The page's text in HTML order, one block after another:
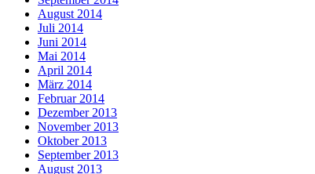
August 2014
Juli 2014
Juni 2014
Mai 2014
April 2014
März 2014
Februar 2014
Dezember 2013
November 2013
Oktober 2013
September 2013
August 2013